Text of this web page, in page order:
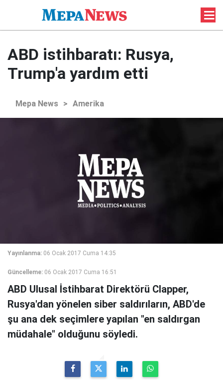
ABD istihbaratı: Rusya,
Trump'a yardım etti
Mepa News > Amerika
Yayınlanma: 06 Ocak 2017 Cuma 14:35
Güncelleme: 06 Ocak 2017 Cuma 16:51
ABD Ulusal İstihbarat Direktörü Clapper,
Rusya'dan yönelen siber saldırıların, ABD'de
şu ana dek seçimlere yapılan "en saldırgan
müdahale" olduğunu söyledi.